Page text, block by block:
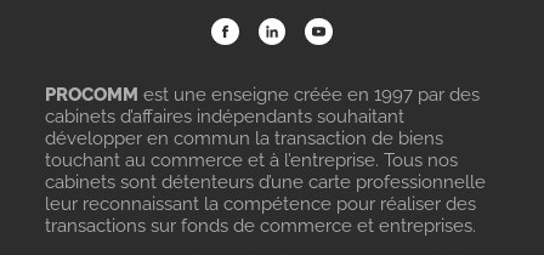
PROCOMM est une enseigne créée en 1997 par des
cabinets d’affaires indépendants souhaitant
développer en commun la transaction de biens
touchant au commerce et à l’entreprise. Tous nos
cabinets sont détenteurs d’une carte professionnelle
leur reconnaissant la compétence pour réaliser des
transactions sur fonds de commerce et entreprises.